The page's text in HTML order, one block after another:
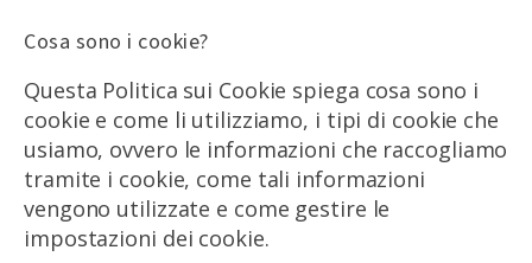
Cosa sono i cookie?
Questa Politica sui Cookie spiega cosa sono i
cookie e come li utilizziamo, i tipi di cookie che
usiamo, ovvero le informazioni che raccogliamo
tramite i cookie, come tali informazioni
vengono utilizzate e come gestire le
impostazioni dei cookie.